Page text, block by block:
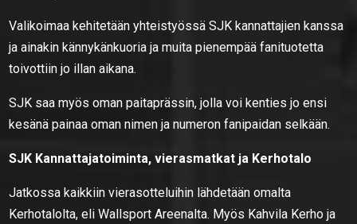
Valikoimaa kehitetään yhteistyössä SJK kannattajien kanssa
ja ainakin kännykänkuoria ja muita pienempää fanituotetta
toivottiin jo illan aikana.
SJK saa myös oman paitaprässin, jolla voi kenties jo ensi
kesänä painaa oman nimen ja numeron fanipaidan selkään.
SJK Kannattajatoiminta, vierasmatkat ja Kerhotalo
Jatkossa kaikkiin vierasotteluihin lähdetään omalta
Kerhotalolta, eli Wallsport Areenalta. Myös Kahvila Kerho ja